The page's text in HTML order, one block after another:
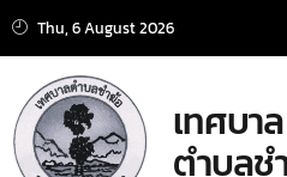
Thu, 6 August 2026
เทศบาล
ตำบลช